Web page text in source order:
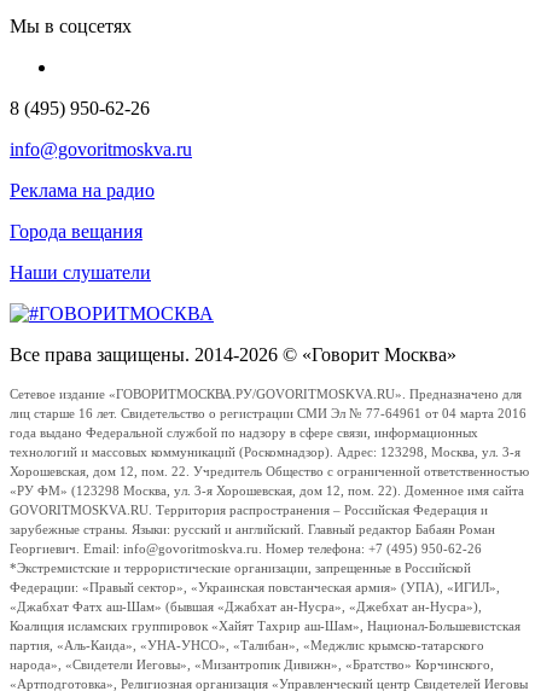
Мы в соцсетях
8 (495) 950-62-26
info@govoritmoskva.ru
Реклама на радио
Города вещания
Наши слушатели
Все права защищены. 2014-2026 © «Говорит Москва»
Сетевое издание «ГОВОРИТМОСКВА.РУ/GOVORITMOSKVA.RU». Предназначено для
лиц старше 16 лет. Свидетельство о регистрации СМИ Эл № 77-64961 от 04 марта 2016
года выдано Федеральной службой по надзору в сфере связи, информационных
технологий и массовых коммуникаций (Роскомнадзор). Адрес: 123298, Москва, ул. 3-я
Хорошевская, дом 12, пом. 22. Учредитель Общество с ограниченной ответственностью
«РУ ФМ» (123298 Москва, ул. 3-я Хорошевская, дом 12, пом. 22). Доменное имя сайта
GOVORITMOSKVA.RU. Территория распространения – Российская Федерация и
зарубежные страны. Языки: русский и английский. Главный редактор Бабаян Роман
Георгиевич. Email: info@govoritmoskva.ru. Номер телефона: +7 (495) 950-62-26
*Экстремистские и террористические организации, запрещенные в Российской
Федерации: «Правый сектор», «Украинская повстанческая армия» (УПА), «ИГИЛ»,
«Джабхат Фатх аш-Шам» (бывшая «Джабхат ан-Нусра», «Джебхат ан-Нусра»),
Коалиция исламских группировок «Хайят Тахрир аш-Шам», Национал-Большевистская
партия, «Аль-Каида», «УНА-УНСО», «Талибан», «Меджлис крымско-татарского
народа», «Свидетели Иеговы», «Мизантропик Дивижн», «Братство» Корчинского,
«Артподготовка», Религиозная организация «Управленческий центр Свидетелей Иеговы